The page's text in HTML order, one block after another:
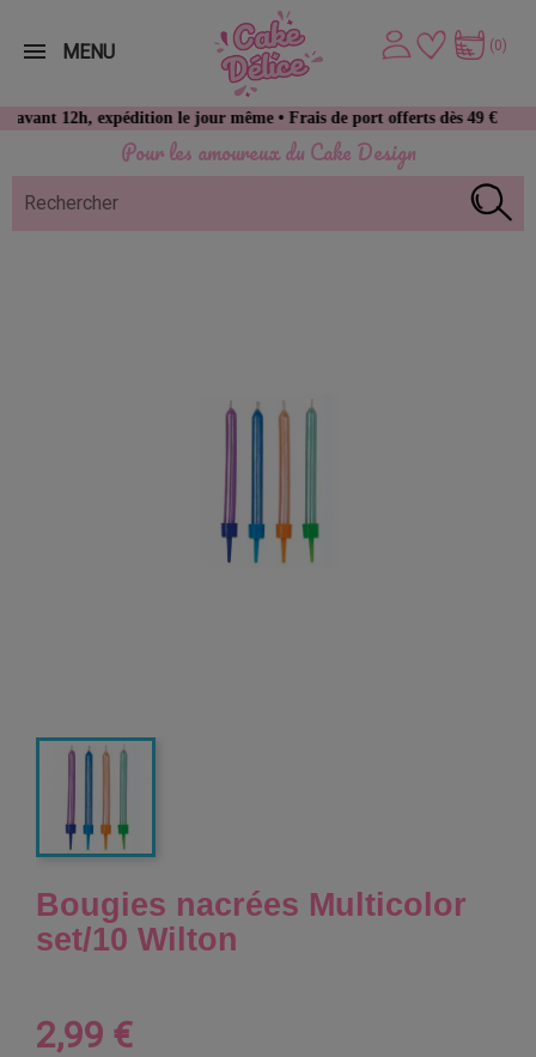
Pour les amoureux du Cake Design
12h, expédition le jour même • Frais de port offerts dès 49 € d’achat
(0)
MENU
Bougies nacrées Multicolor
set/10 Wilton
2,99 €